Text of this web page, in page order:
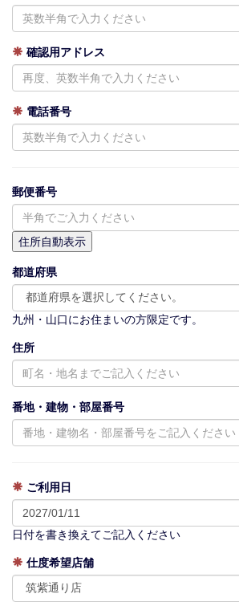
確認用アドレス
電話番号
郵便番号
都道府県
九州・山口にお住まいの方限定です。
住所
番地・建物・部屋番号
ご利用日
日付を書き換えてご記入ください
仕度希望店舗